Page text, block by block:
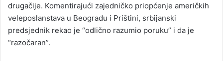
drugačije. Komentirajući zajedničko priopćenje američkih
veleposlanstava u Beogradu i Prištini, srbijanski
predsjednik rekao je “odlično razumio poruku” i da je
“razočaran”.